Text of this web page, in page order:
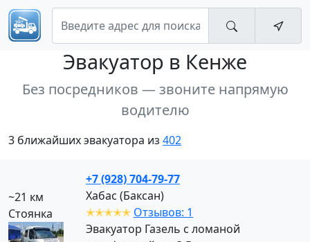
Эвакуатор в Кенже
Без посредников — звоните напрямую
водителю
3 ближайших эвакуатора из 402
~21 км
Стоянка
+7 (928) 704-79-77
Хабас (Баксан)
✭✭✭✭✭ Отзывов: 1
Эвакуатор Газель с ломаной